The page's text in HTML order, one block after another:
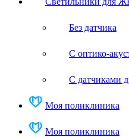
Без датчика
С оптико-
С датчиками
Моя поликлиника
Моя поликлиника